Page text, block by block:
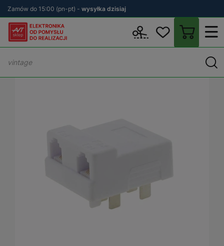
Zamów do 15:00 (pn-pt) - wysyłka dzisiaj
Złącza sygnałowe